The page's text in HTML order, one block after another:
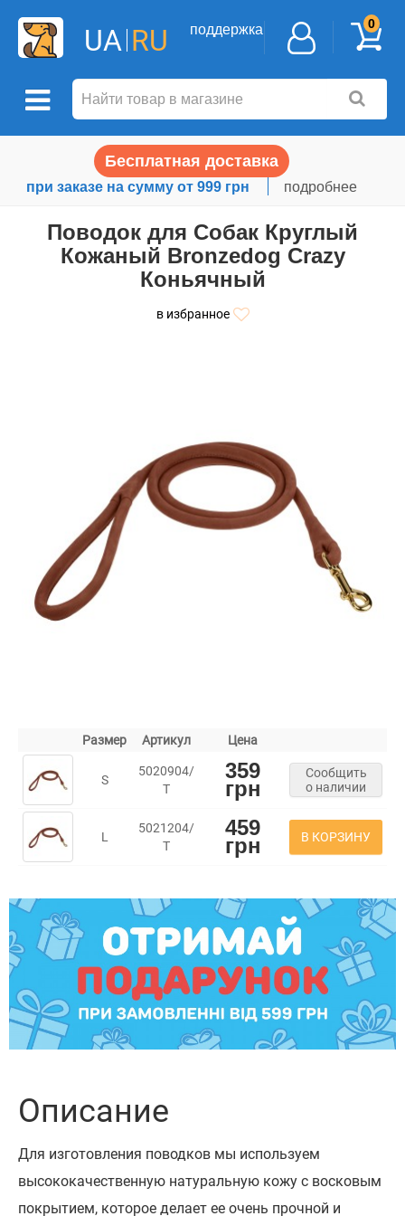
UA RU поддержка 0
Бесплатная доставка
при заказе на сумму от 999 грн подробнее
Поводок для Собак Круглый
Кожаный Bronzedog Crazy
Коньячный
в избранное
Размер Артикул Цена
S
5020904/
Т
359
грн
Сообщить
о наличии
L
5021204/
Т
459
грн В КОРЗИНУ
Описание
Для изготовления поводков мы используем
высококачественную натуральную кожу с восковым
покрытием, которое делает ее очень прочной и